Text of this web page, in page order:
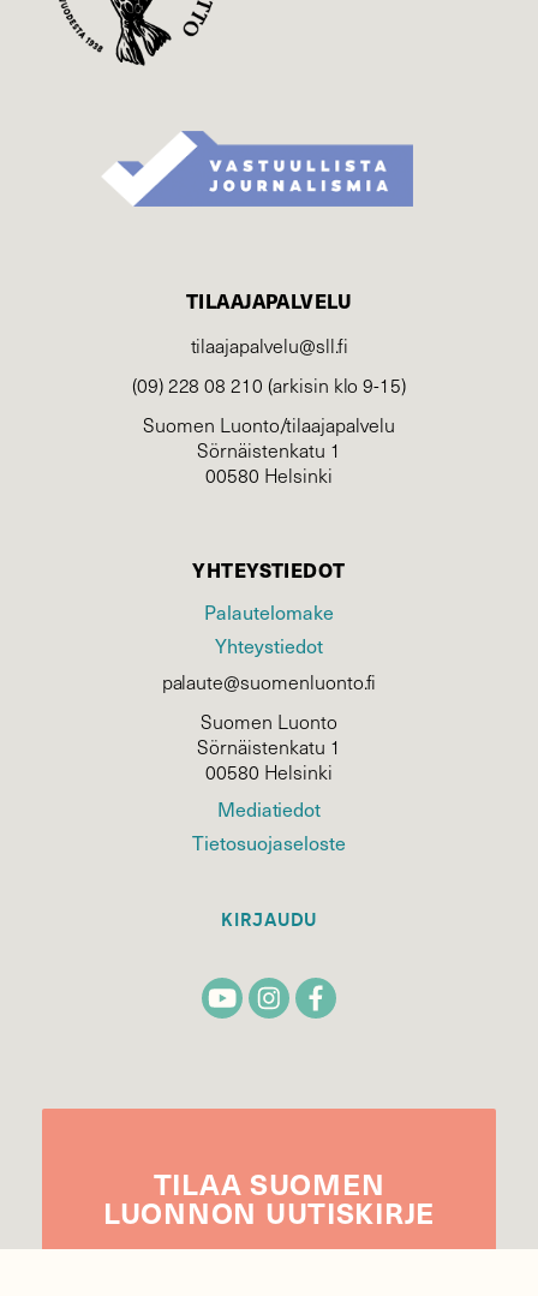
TILAAJAPALVELU
tilaajapalvelu@sll.fi
(09) 228 08 210 (arkisin klo 9-15)
Suomen Luonto/tilaajapalvelu
Sörnäistenkatu 1
00580 Helsinki
YHTEYSTIEDOT
Palautelomake
Yhteystiedot
palaute@suomenluonto.fi
Suomen Luonto
Sörnäistenkatu 1
00580 Helsinki
Mediatiedot
Tietosuojaseloste
KIRJAUDU
TILAA SUOMEN
LUONNON UUTIS­KIRJE